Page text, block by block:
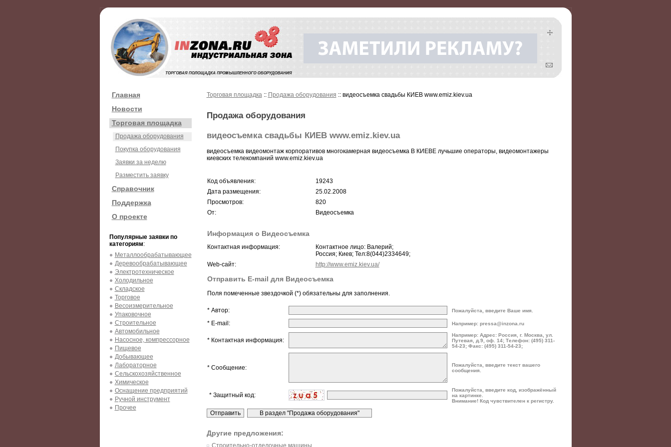
Главная
Новости
Торговая площадка
Продажа оборудования
Покупка оборудования
Заявки за неделю
Разместить заявку
Справочник
Поддержка
О проекте
Популярные заявки по
категориям:
Металлообрабатывающее
Деревообрабатывающее
Электротехническое
Холодильное
Складское
Торговое
Весоизмерительное
Упаковочное
Строительное
Автомобильное
Насосное, компрессорное
Пищевое
Добывающее
Лабораторное
Сельскохозяйственное
Химическое
Оснащение предприятий
Ручной инструмент
Прочее
Торговая площадка:: Продажа оборудования :: видеосъемка свадьбы КИЕВ www.emiz.kiev.ua
Продажа оборудования
видеосъемка свадьбы КИЕВ www.emiz.kiev.ua
видеосъемка видеомонтаж корпоративов многокамерная видеосъемка В КИЕВЕ лучьшие операторы, видеомонтажеры
киевских телекомпаний www.emiz.kiev.ua
Код объявления:
19243
Дата размещения:
25.02.2008
Просмотров:
820
От:
Видеосъемка
Информация о Видеосъемка
Контактная информация:
Контактное лицо: Валерий;
Россия; Киев; Тел:8(044)2334649;
Web-сайт:
http://www.emiz.kiev.ua/
Отправить E-mail для Видеосъемка
Поля помеченные звездочкой (*) обязательны для заполнения.
* Автор: Пожалуйста, введите Ваше имя.
* E-mail: Например: pressa@inzona.ru
* Контактная информация:
Например: Адрес: Россия, г. Москва, ул.
Путевая, д.9, оф. 14; Телефон: (495) 311-
54-23; Факс: (495) 311-54-23;
* Сообщение:
Пожалуйста, введите текст вашего
сообщения.
* Защитный код:
Пожалуйста, введите код, изображённый
на картинке.
Внимание! Код чувствителен к регистру.
Другие предложения:
Строительно-отделочные машины